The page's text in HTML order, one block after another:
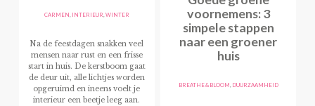
CARMEN INTERIEUR WINTER
Na de feestdagen snakken veel
mensen naar rust en een frisse
start in huis. De kerstboom gaat
de deur uit, alle lichtjes worden
opgeruimd en ineens voelt je
interieur een beetje leeg aan.
voornemens: 3
simpele stappen
naar een groener
huis
BREATHE & BLOOM DUURZAAMHEID